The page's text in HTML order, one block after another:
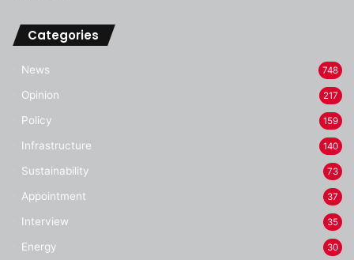
Categories
News 748
Opinion 217
Policy 159
Infrastructure 140
Sustainability 73
Appointment 37
Interview 35
Energy 30